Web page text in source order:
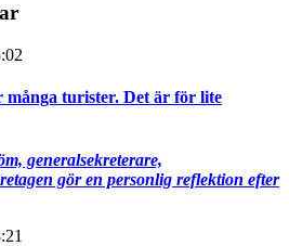
många turister. Det är för lite
generalsekreterare,
gör en personlig reflektion efter